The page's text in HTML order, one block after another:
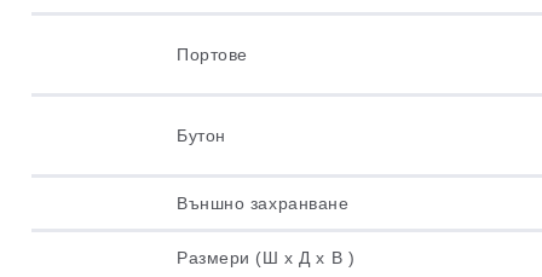
Портове
Бутон
Външно захранване
Размери (Ш x Д x В )